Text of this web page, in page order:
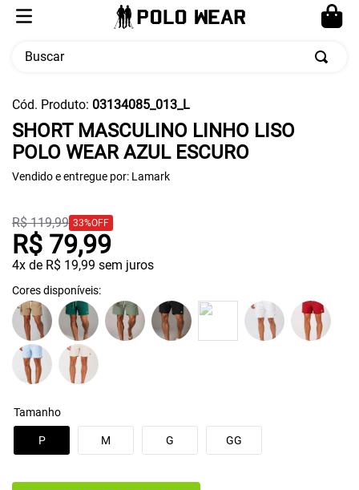
Buscar
Cód. Produto: 03134085_013_L
SHORT MASCULINO LINHO LISO
POLO WEAR AZUL ESCURO
Vendido e entregue por: Lamark
R$ 119,99 33%OFF
R$ 79,99
4x de R$ 19,99 sem juros
Tamanho
G GG
M
P
TERMOS MAIS BUSCADOS
1º
calça masculina
2º
moletom
3º
cueca
5º jaqueta